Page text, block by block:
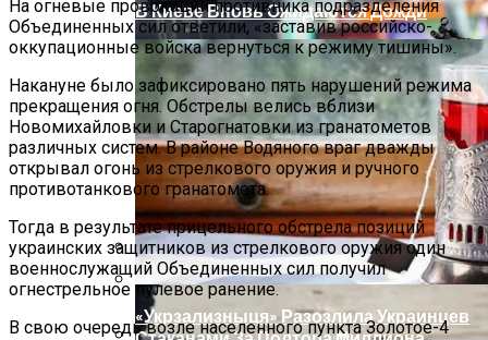
Международная Реакция На Тарифы
Трампа: Что Стоит На Кону
В Киеве Вновь Ожидаются Дожди
«Укрзализныця» Разозлила Украинцев
На огневые провокации противника подразделения
Объединенных сил ответили, «заставив российско-
оккупационные войска вернуться к режиму тишины».
Накануне было зафиксировано пять нарушений режима
прекращения огня. Обстрелы велись вблизи
Новомихайловки и Старогнатовки из гранатометов
различных систем. В районе Водяного враг дважды
открывал огонь из стрелкового оружия и ручного
противотанкового гранатомета.
Тогда в результате прицельного обстрела позиций
украинских защитников из стрелкового оружия один
военнослужащий Объединенных сил получил
огнестрельное пулевое ранение.
В свою очередь возле населенного пункта Золотое-4